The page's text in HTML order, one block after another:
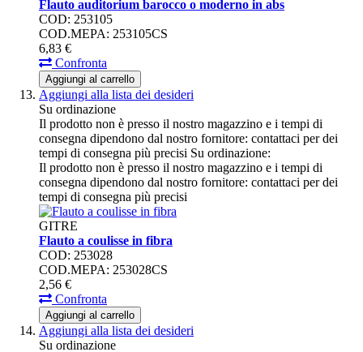
Flauto auditorium barocco o moderno in abs
COD: 253105
COD.MEPA: 253105CS
6,83 €
Confronta
Aggiungi al carrello
Aggiungi alla lista dei desideri
Su ordinazione
Il prodotto non è presso il nostro magazzino e i tempi di
consegna dipendono dal nostro fornitore: contattaci per dei
tempi di consegna più precisi Su ordinazione:
Il prodotto non è presso il nostro magazzino e i tempi di
consegna dipendono dal nostro fornitore: contattaci per dei
tempi di consegna più precisi
GITRE
Flauto a coulisse in fibra
COD: 253028
COD.MEPA: 253028CS
2,56 €
Confronta
Aggiungi al carrello
Aggiungi alla lista dei desideri
Su ordinazione